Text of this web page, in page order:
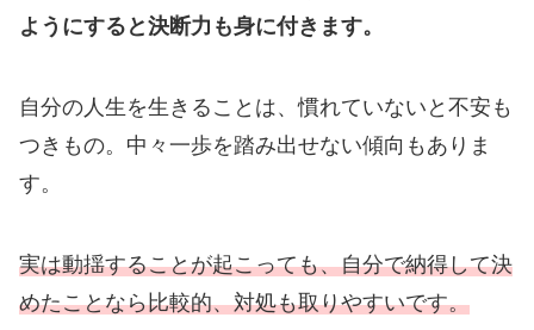
ようにすると決断力も身に付きます。
自分の人生を生きることは、慣れていないと不安も
つきもの。中々一歩を踏み出せない傾向もありま
す。
実は動揺することが起こっても、自分で納得して決
めたことなら比較的、対処も取りやすいです。